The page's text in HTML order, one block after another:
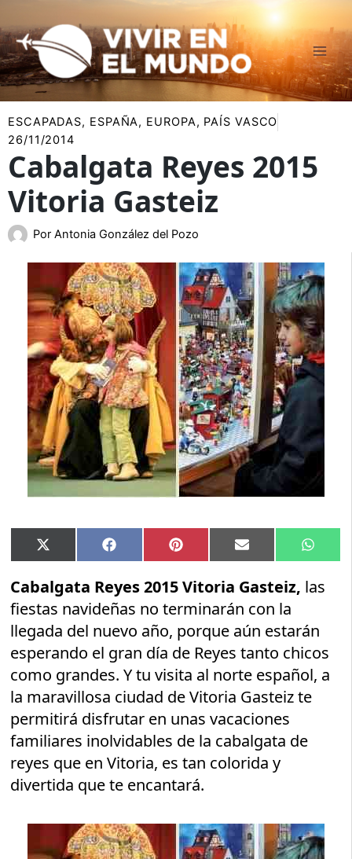
al
contenido
ESCAPADAS, ESPAÑA, EUROPA, PAÍS VASCO
26/11/2014
Cabalgata Reyes 2015
Vitoria Gasteiz
Por Antonia González del Pozo
Compartir
en
X
(Twitter)
Compartir
en
Facebook Compartir
en
Pinterest Compartir
en
Email
en
Cabalgata Reyes 2015 Vitoria Gasteiz, las
fiestas navideñas no terminarán con la
llegada del nuevo año, porque aún estarán
esperando el gran día de Reyes tanto chicos
como grandes. Y tu visita al norte español, a
la maravillosa ciudad de Vitoria Gasteiz te
permitirá disfrutar en unas vacaciones
familiares inolvidables de la cabalgata de
reyes que en Vitoria, es tan colorida y
divertida que te encantará.